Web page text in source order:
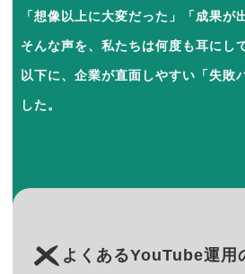
「想像以上に大変だった」「成果が
そんな声を、私たちは何度も耳にし
以下に、企業が直面しやすい「失敗
した。
よくあるYouTube運用